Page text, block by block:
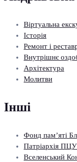
Віртуальна
Історія
Ремонт і
Внутрішнє
Архітектура
Молитви
Інші
Фонд пам’яті
Патріархія
Вселенський